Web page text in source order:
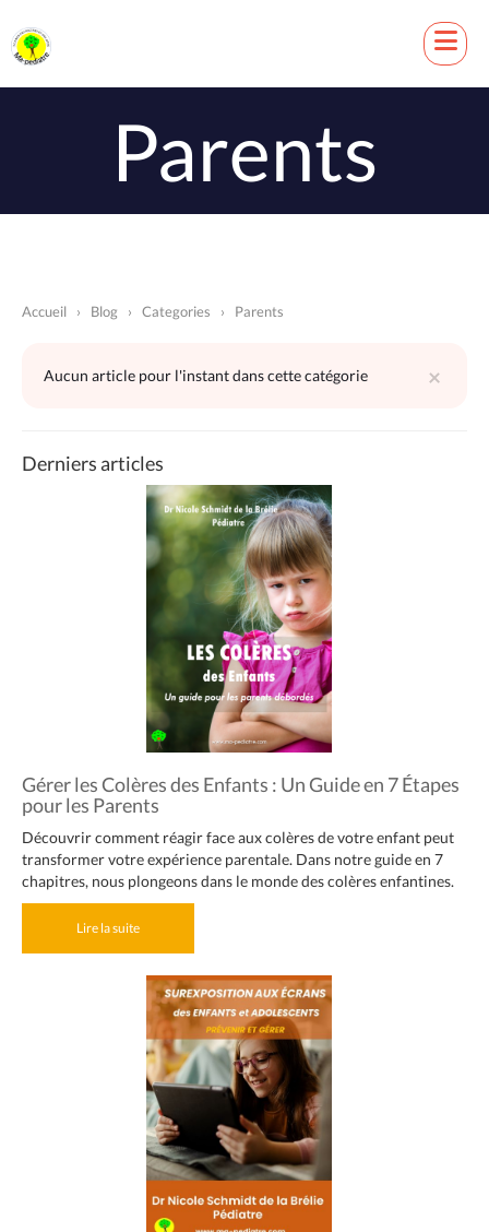
Parents
Accueil › Blog › Categories › Parents
×
Aucun article pour l'instant dans cette catégorie
Derniers articles
Gérer les Colères des Enfants : Un Guide en 7 Étapes
pour les Parents
Découvrir comment réagir face aux colères de votre enfant peut
transformer votre expérience parentale. Dans notre guide en 7
chapitres, nous plongeons dans le monde des colères enfantines.
Lire la suite